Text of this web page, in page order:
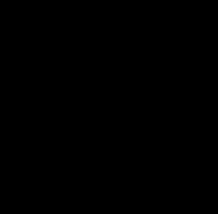
bin Ernst
Ernst Busch